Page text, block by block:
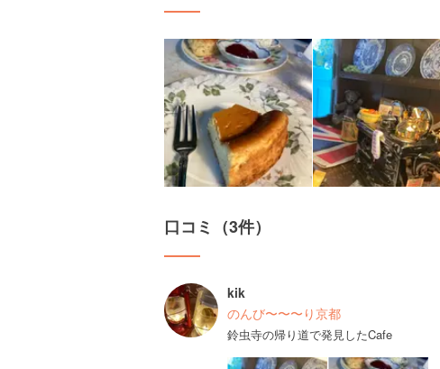
口コミ（3件）
kik
のんび〜〜〜り京都
鈴虫寺の帰り道で発見したCafe